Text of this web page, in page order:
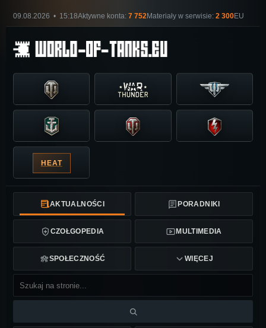
09.08.2026 • 15:18Aktywne konta: 7 752Materiały w serwisie: 2 300EU
HEAT
AKTUALNOŚCI PORADNIKI
CZOŁGOPEDIA MULTIMEDIA
SPOŁECZNOŚĆ WIĘCEJ